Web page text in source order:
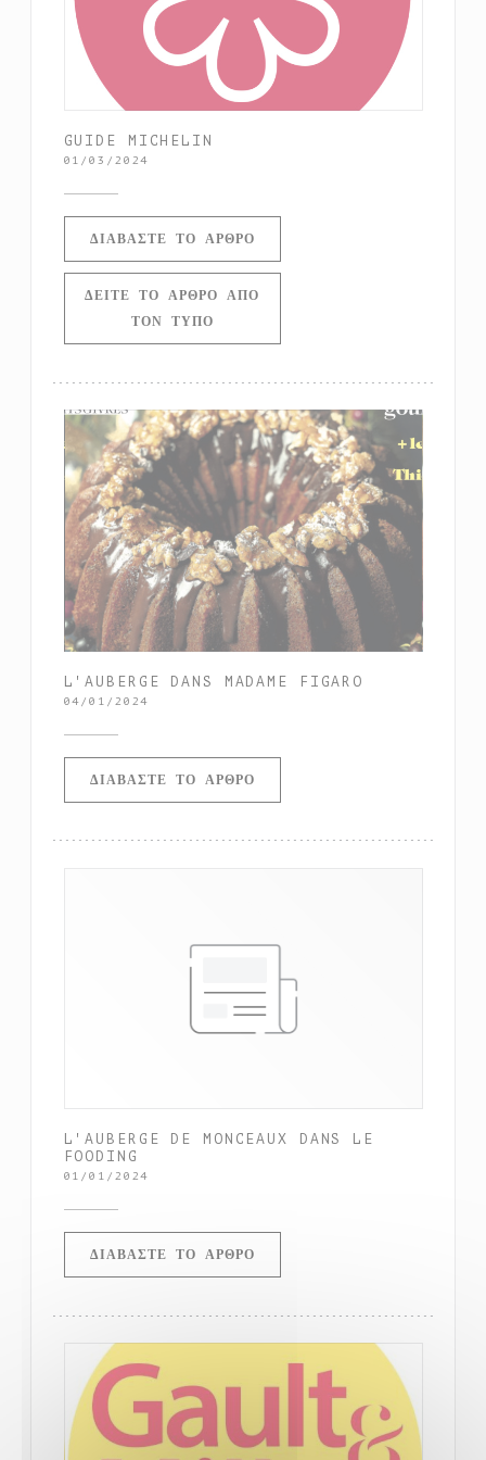
GUIDE MICHELIN
01/03/2024
ΔΙΑΒΆΣΤΕ ΤΟ ΆΡΘΡΟ((ΑΝΟΊΓΕΙ ΣΕ ΝΈΟ
ΔΕΊΤΕ ΤΟ ΆΡΘΡΟ ΑΠΌ
ΤΟΝ ΤΎΠΟ((ΑΝΟΊΓΕΙ ΣΕ ΝΈΟ ΠΑΡΆΘΥΡΟ))
L'AUBERGE DANS MADAME FIGARO
04/01/2024
ΔΙΑΒΆΣΤΕ ΤΟ ΆΡΘΡΟ((ΑΝΟΊΓΕΙ ΣΕ ΝΈΟ
L'AUBERGE DE MONCEAUX DANS LE
FOODING
01/01/2024
ΔΙΑΒΆΣΤΕ ΤΟ ΆΡΘΡΟ((ΑΝΟΊΓΕΙ ΣΕ ΝΈΟ